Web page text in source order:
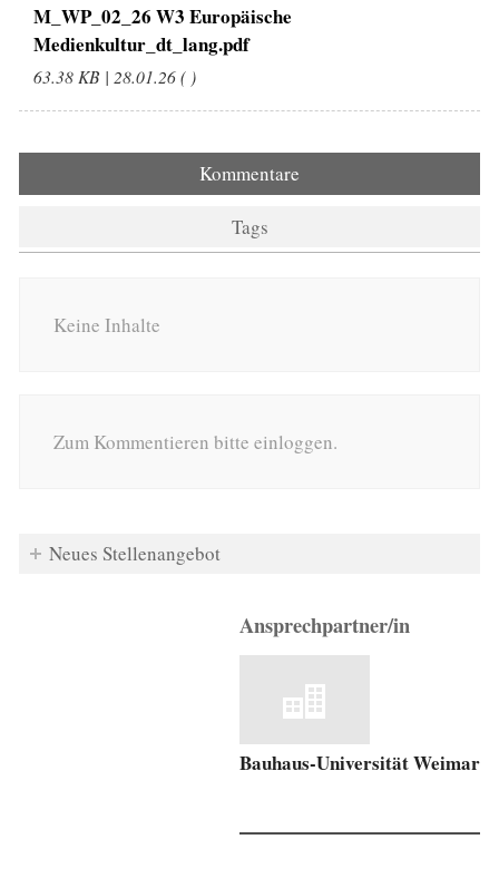
M_WP_02_26 W3 Europäische
Medienkultur_dt_lang.pdf
63.38 KB | 28.01.26 ( )
Kommentare
Tags
Keine Inhalte
Zum Kommentieren bitte einloggen.
Neues Stellenangebot
Ansprechpartner/in
Bauhaus-Universität Weimar